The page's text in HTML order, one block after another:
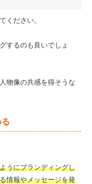
ください。
するのも良いでしょ
物像の共感を得そうな
うにブランディングし
情報やメッセージを発